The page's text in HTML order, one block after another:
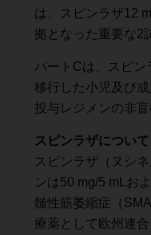
は、スピンラザ12
拠となった重要な2
パートCは、スピン
移行した小児及び
投与レジメンの非盲
スピンラザについて
スピンラザ（ヌシ
ンは50 mg/5 mLお
髄性筋萎縮症（
療薬として欧州連